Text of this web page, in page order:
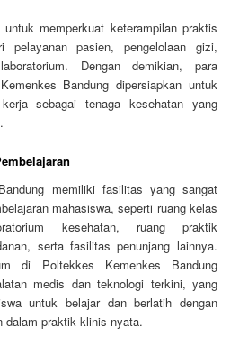
memperkuat keterampilan praktis
pelayanan pasien, pengelolaan gizi,
Dengan demikian, para
Bandung dipersiapkan untuk
sebagai tenaga kesehatan yang
memiliki fasilitas yang sangat
mahasiswa, seperti ruang kelas
kesehatan, ruang praktik
serta fasilitas penunjang lainnya.
di Poltekkes Kemenkes Bandung
medis dan teknologi terkini, yang
untuk belajar dan berlatih dengan
dalam praktik klinis nyata.